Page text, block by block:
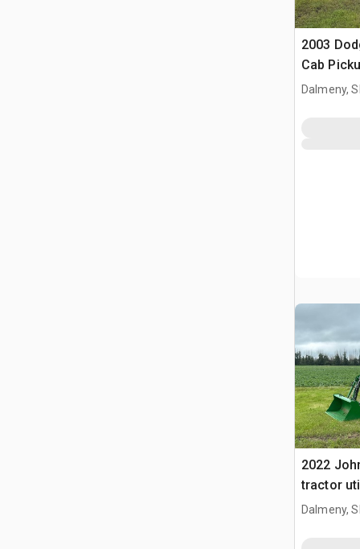
2003
Cab
Dalmeny,
2022
tractor
Dalmeny,